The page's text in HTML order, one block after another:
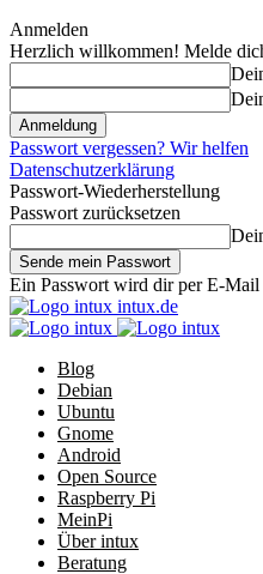
Anmelden
Herzlich willkommen! Melde
Passwort vergessen? Wir helfen
Datenschutzerklärung
Passwort-Wiederherstellung
Passwort zurücksetzen
Ein Passwort wird dir per E-Mail
intux.de
Blog
Debian
Ubuntu
Gnome
Android
Open Source
Raspberry Pi
MeinPi
Über intux
Beratung